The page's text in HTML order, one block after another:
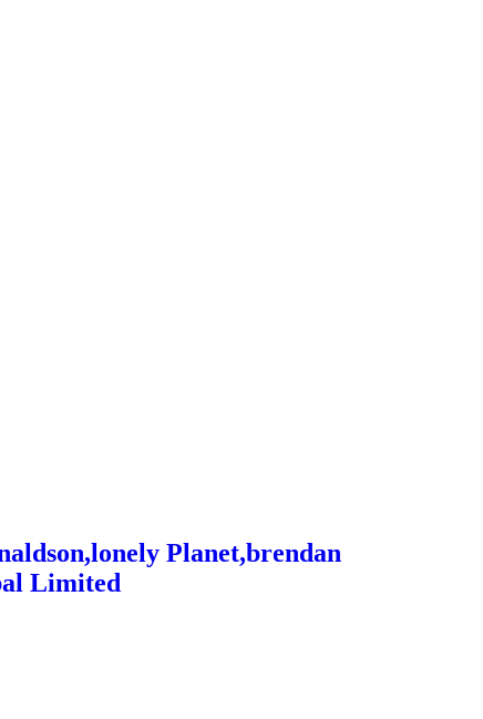
Planet,brendan
Limited